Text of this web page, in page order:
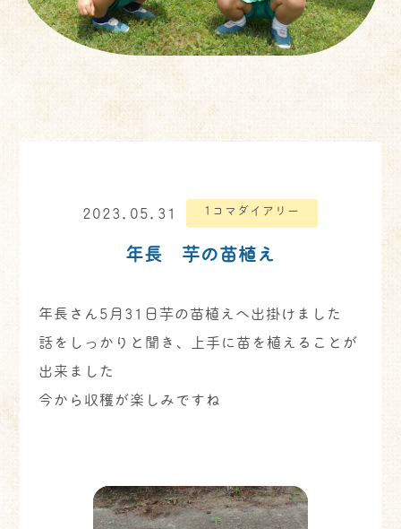
2023.05.31 1コマダイアリー
年長 芋の苗植え
年長さん5月31日芋の苗植えへ出掛けました
話をしっかりと聞き、上手に苗を植えることが
出来ました
今から収穫が楽しみですね